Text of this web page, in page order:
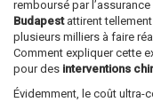
remboursé par
Budapestattirent tellement
plusieurs milliers à faire
Comment expliquer cette
pour des interventions
Évidemment, le coût ultra-